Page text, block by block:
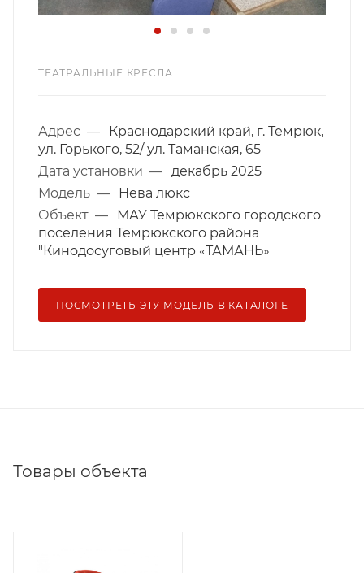
ТЕАТРАЛЬНЫЕ КРЕСЛА
Адрес —
Краснодарский край, г. Темрюк,
ул. Горького, 52/ ул. Таманская, 65
Дата установки —
декабрь 2025
Модель —
Нева люкс
Объект —
МАУ Темрюкского городского
поселения Темрюкского района
"Кинодосуговый центр «ТАМАНЬ»
ПОСМОТРЕТЬ ЭТУ МОДЕЛЬ В КАТАЛОГЕ
Товары объекта